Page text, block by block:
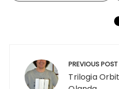
articole
PREVIOUS POST
Trilogia